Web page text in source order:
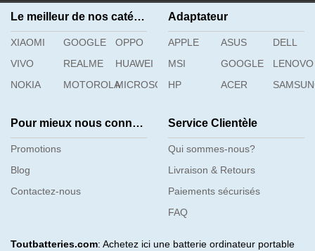
Le meilleur de nos catégories
XIAOMI GOOGLE
OPPO
VIVO
REALME
HUAWEI
NOKIA
MOTOROLAMICROSOFT
Adaptateur
APPLE ASUS
DELL
MSI
GOOGLE
LENOVO
HP
ACER
Pour mieux nous connaître
Promotions
Blog
Contactez-nous
Service Clientèle
Qui sommes-nous?
Livraison & Retours
Paiements sécurisés
FAQ
Toutbatteries.com: Achetez ici une batterie ordinateur portable